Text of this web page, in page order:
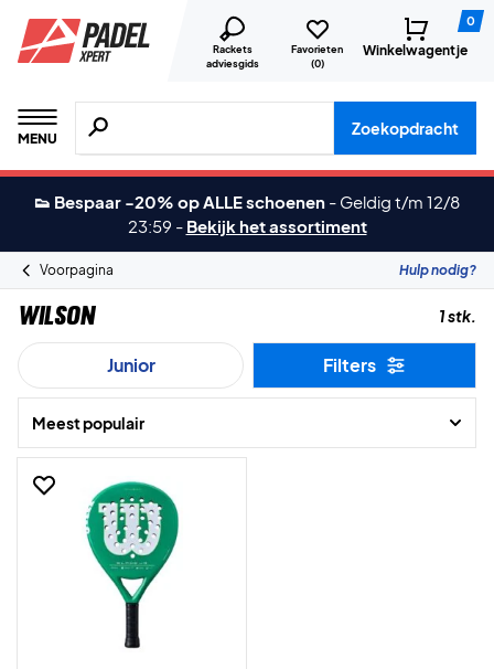
Rackets
adviesgids
Favorieten
(0)
0
Winkelwagentje
MENU
Zoeken naar producten, merken etc.
Zoekopdracht
👟 Bespaar -20% op ALLE schoenen - Geldig t/m 12/8
23:59 - Bekijk het assortiment
Voorpagina Hulp nodig?
Wilson 1 stk.
Junior Filters
Meest populair